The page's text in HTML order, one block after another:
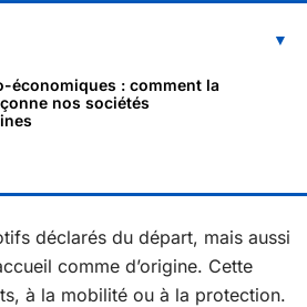
économiques : comment la
nos sociétés
déclarés du départ, mais aussi
comme d’origine. Cette
à la mobilité ou à la protection.